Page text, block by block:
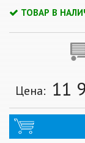
ТОВАР В
Цена: 11